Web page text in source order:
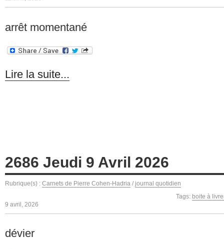
arrêt momentané
Lire la suite...
2686 Jeudi 9 Avril 2026
Rubrique(s) : Carnets de Pierre Cohen-Hadria / journal quotidien
Tags: boite à
9 avril, 2026
dévier